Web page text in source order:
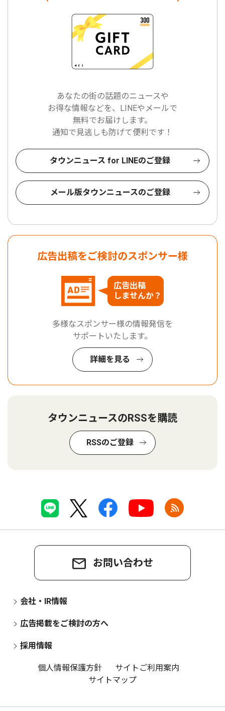
あなたの街の話題のニュースや
お得な情報などを、LINEやメールで
無料でお届けします。
通知で見逃しも防げて便利です！
タウンニュース for LINEのご登録
メール版タウンニュースのご登録
広告出稿をご検討のスポンサー様
広告出稿
しませんか？
多様なスポンサー様の情報発信を
サポートいたします。
詳細を見る
タウンニュースのRSSを購読
RSSのご登録
お問い合わせ
会社・IR情報
広告掲載をご検討の方へ
採用情報
個人情報保護方針
サイトご利用案内
サイトマップ